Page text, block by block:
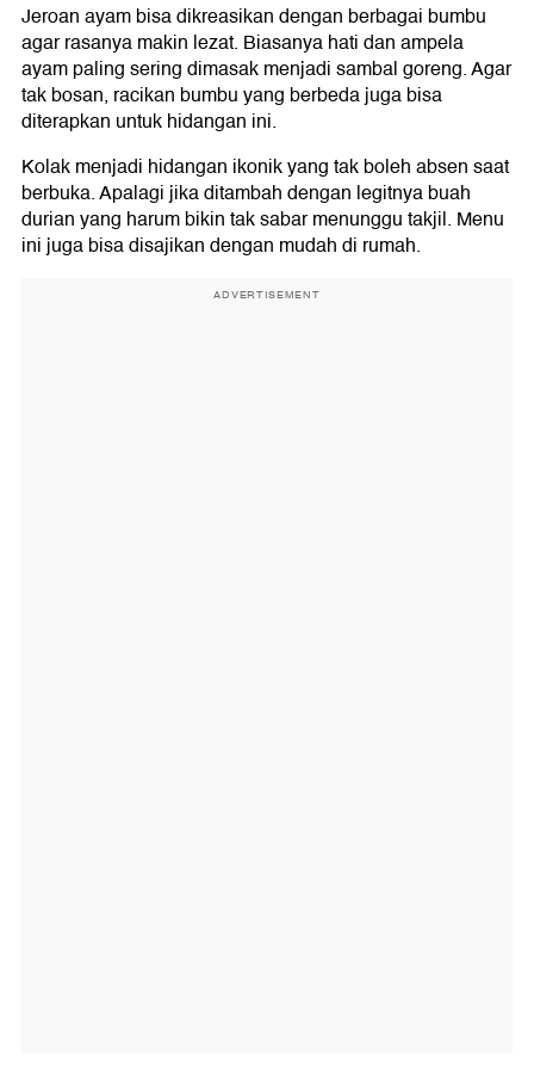
Jeroan ayam bisa dikreasikan dengan berbagai bumbu
agar rasanya makin lezat. Biasanya hati dan ampela
ayam paling sering dimasak menjadi sambal goreng. Agar
tak bosan, racikan bumbu yang berbeda juga bisa
diterapkan untuk hidangan ini.
Kolak menjadi hidangan ikonik yang tak boleh absen saat
berbuka. Apalagi jika ditambah dengan legitnya buah
durian yang harum bikin tak sabar menunggu takjil. Menu
ini juga bisa disajikan dengan mudah di rumah.
ADVERTISEMENT